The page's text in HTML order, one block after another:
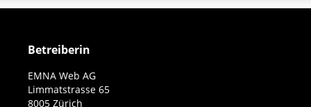
Betreiberin
EMNA Web AG
Limmatstrasse 65
8005 Zürich